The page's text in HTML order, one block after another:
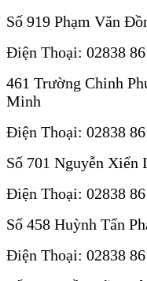
Số 919 Phạm Văn
Điện Thoại: 02838
461 Trường Chinh
Minh
Điện Thoại: 02838
Số 701 Nguyễn Xiển
Điện Thoại: 02838
Số 458 Huỳnh Tấn
Điện Thoại: 02838